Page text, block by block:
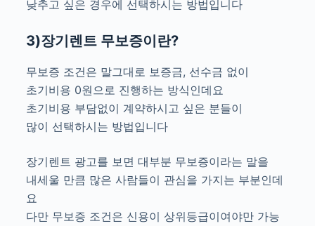
낮추고 싶은 경우에 선택하시는 방법입니다
3)장기렌트 무보증이란?
무보증 조건은 말그대로 보증금, 선수금 없이
초기비용 0원으로 진행하는 방식인데요
초기비용 부담없이 계약하시고 싶은 분들이
많이 선택하시는 방법입니다
장기렌트 광고를 보면 대부분 무보증이라는 말을
내세울 만큼 많은 사람들이 관심을 가지는 부분인데
요
다만 무보증 조건은 신용이 상위등급이여야만 가능